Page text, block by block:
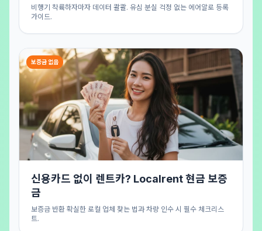
비행기 착륙하자마자 데이터 콸콸. 유심 분실 걱정 없는 에어알로 등록
가이드.
보증금 없음
신용카드 없이 렌트카? Localrent 현금 보증
금
보증금 반환 확실한 로컬 업체 찾는 법과 차량 인수 시 필수 체크리스
트.